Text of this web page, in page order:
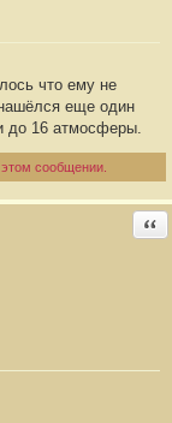
что ему не
еще один
до 16 атмосферы.
сообщении.